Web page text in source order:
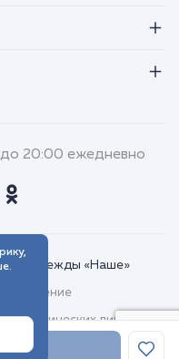
20:00 ежедневно
одежды «Наше»
юридических лиц
данных